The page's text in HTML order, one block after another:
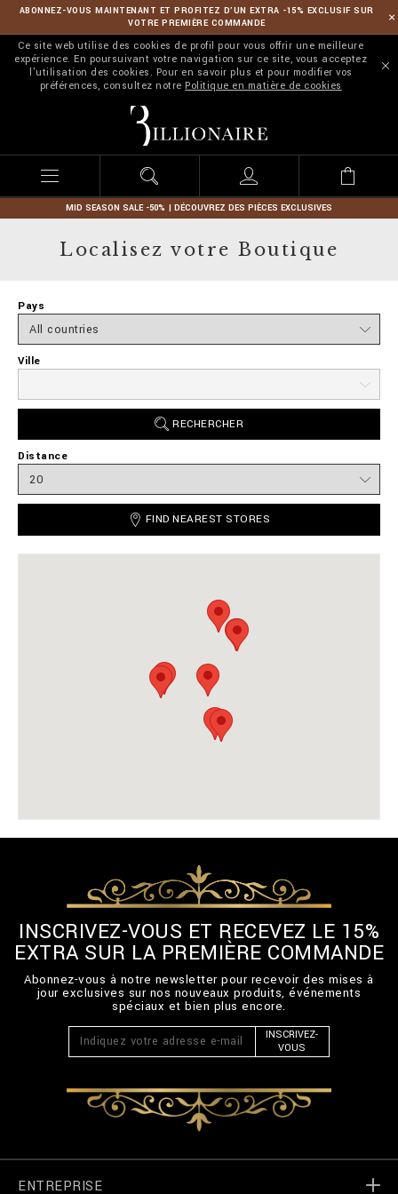
ABONNEZ-VOUS MAINTENANT ET PROFITEZ D’UN EXTRA -15% EXCLUSIF SUR
VOTRE PREMIÈRE COMMANDE
Ce site web utilise des cookies de profil pour vous offrir une meilleure
expérience. En poursuivant votre navigation sur ce site, vous acceptez
l'utilisation des cookies. Pour en savoir plus et pour modifier vos
préférences, consultez notre Politique en matière de cookies
l
l
o
n
r
MID SEASON SALE -50% | DÉCOUVREZ DES PIÈCES EXCLUSIVES
Localisez votre Boutique
Pays
Ville
RECHERCHER
Distance
FIND NEAREST STORES
INSCRIVEZ-VOUS ET RECEVEZ LE 15%
EXTRA SUR LA PREMIÈRE COMMANDE
Abonnez-vous à notre newsletter pour recevoir des mises à
jour exclusives sur nos nouveaux produits, événements
spéciaux et bien plus encore.
INSCRIVEZ-
VOUS
ENTREPRISE